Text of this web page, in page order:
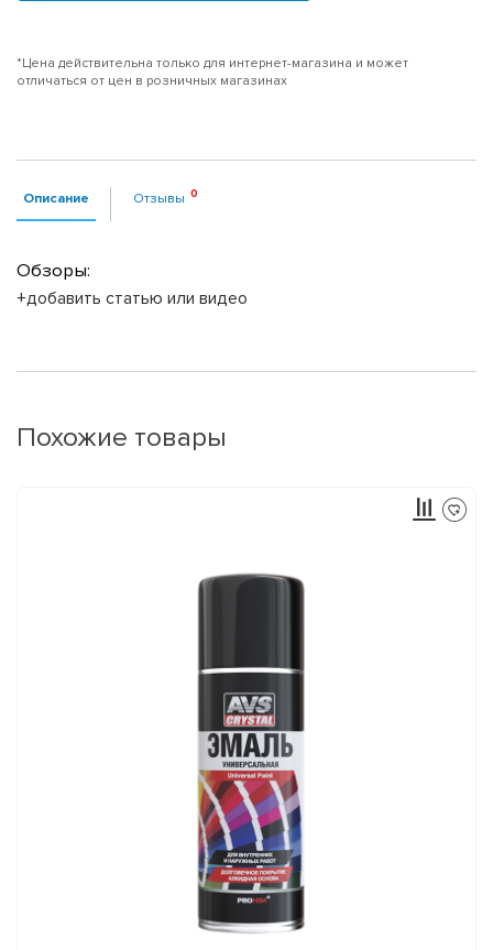
*Цена действительна только для интернет-магазина и может
отличаться от цен в розничных магазинах
Описание Отзывы
Обзоры:
+добавить статью или видео
Похожие товары